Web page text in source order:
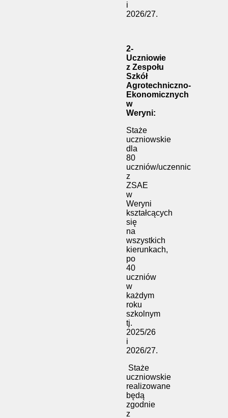
i
2026/27.
2-
Uczniowie
z Zespołu
Szkół
Agrotechniczno-
Ekonomicznych
w
Weryni:
Staże
uczniowskie
dla
80
uczniów/uczennic
z
ZSAE
w
Weryni
kształcących
się
na
wszystkich
kierunkach,
po
40
uczniów
w
każdym
roku
szkolnym
tj.
2025/26
i
2026/27.
Staże
uczniowskie
realizowane
będą
zgodnie
z